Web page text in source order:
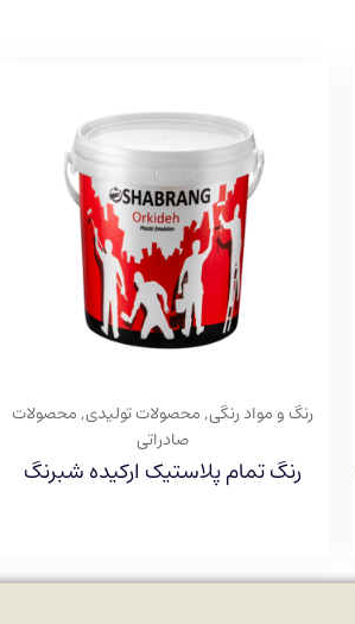
رنگ و مواد رنگی, محصولات تولیدی, محصولات
صادراتی
رنگ تمام پلاستیک ارکیده شبرنگ